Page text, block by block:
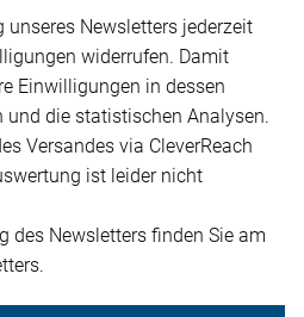
unseres Newsletters jederzeit
widerrufen. Damit
Einwilligungen in dessen
und die statistischen Analysen.
Versandes via CleverReach
ist leider nicht
des Newsletters finden Sie am